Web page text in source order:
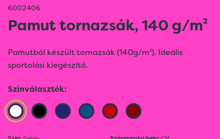
6002406
Pamut tornazsák, 140 g/m²
Pamutból készült tornazsák (140g/m²). Ideális
sportolási kiegészítő.
Színválaszték: